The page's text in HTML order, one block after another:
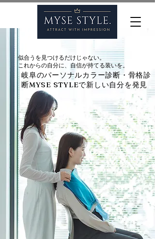
似合うを見つけるだけじゃない。
これからの自分に、自信が持てる装いを。
岐阜のパーソナルカラー診断・骨格診
断MYSE STYLEで新しい自分を発見